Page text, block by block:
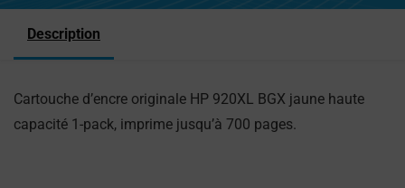
Description
Cartouche d’encre originale HP 920XL BGX jaune haute
capacité 1-pack, imprime jusqu’à 700 pages.